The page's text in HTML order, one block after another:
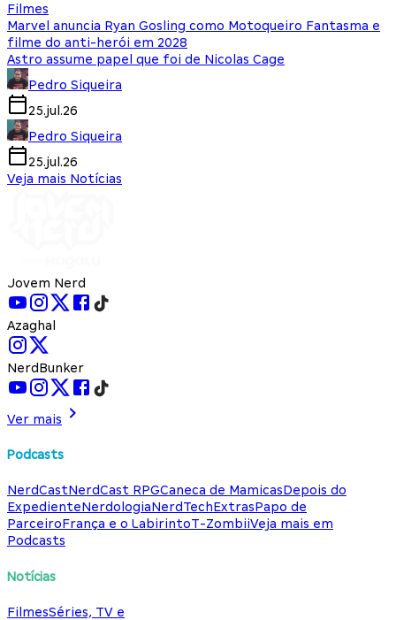
Filmes
Marvel anuncia Ryan Gosling como Motoqueiro Fantasma e
filme do anti-herói em 2028
Astro assume papel que foi de Nicolas Cage
Pedro Siqueira
25.jul.26
Pedro Siqueira
25.jul.26
Veja mais Notícias
Jovem Nerd
Azaghal
NerdBunker
Ver mais
Podcasts
NerdCastNerdCast RPGCaneca de MamicasDepois do
ExpedienteNerdologiaNerdTechExtrasPapo de
ParceiroFrança e o LabirintoT-ZombiiVeja mais em
Podcasts
Notícias
FilmesSéries, TV e